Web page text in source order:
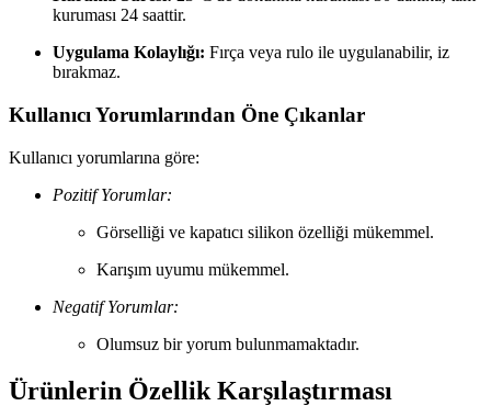
kuruması 24 saattir.
Uygulama Kolaylığı: Fırça veya rulo ile uygulanabilir, iz
bırakmaz.
Kullanıcı Yorumlarından Öne Çıkanlar
Kullanıcı yorumlarına göre:
Pozitif Yorumlar:
Görselliği ve kapatıcı silikon özelliği mükemmel.
Karışım uyumu mükemmel.
Negatif Yorumlar:
Olumsuz bir yorum bulunmamaktadır.
Ürünlerin Özellik Karşılaştırması